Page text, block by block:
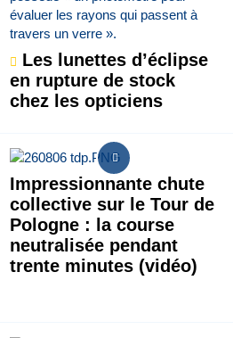
Les lunettes d’éclipse
en rupture de stock
chez les opticiens
Impressionnante chute
collective sur le Tour de
Pologne : la course
neutralisée pendant
trente minutes (vidéo)